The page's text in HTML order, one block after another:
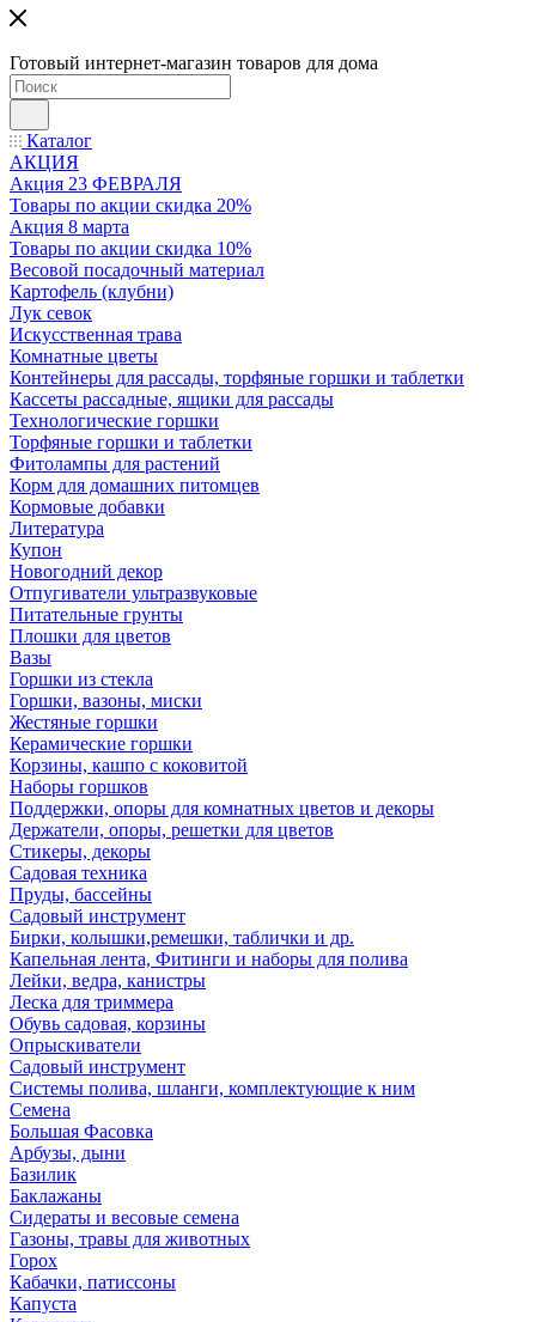
Готовый интернет-магазин товаров для дома
Каталог
АКЦИЯ
Акция 23 ФЕВРАЛЯ
Товары по акции скидка 20%
Акция 8 марта
Товары по акции скидка 10%
Весовой посадочный материал
Картофель (клубни)
Лук севок
Искусственная трава
Комнатные цветы
Контейнеры для рассады, торфяные горшки и таблетки
Кассеты рассадные, ящики для рассады
Технологические горшки
Торфяные горшки и таблетки
Фитолампы для растений
Корм для домашних питомцев
Кормовые добавки
Литература
Купон
Новогодний декор
Отпугиватели ультразвуковые
Питательные грунты
Плошки для цветов
Вазы
Горшки из стекла
Горшки, вазоны, миски
Жестяные горшки
Керамические горшки
Корзины, кашпо с коковитой
Наборы горшков
Поддержки, опоры для комнатных цветов и декоры
Держатели, опоры, решетки для цветов
Стикеры, декоры
Садовая техника
Пруды, бассейны
Садовый инструмент
Бирки, колышки,ремешки, таблички и др.
Капельная лента, Фитинги и наборы для полива
Лейки, ведра, канистры
Леска для триммера
Обувь садовая, корзины
Опрыскиватели
Садовый инструмент
Системы полива, шланги, комплектующие к ним
Семена
Большая Фасовка
Арбузы, дыни
Базилик
Баклажаны
Сидераты и весовые семена
Газоны, травы для животных
Горох
Кабачки, патиссоны
Капуста